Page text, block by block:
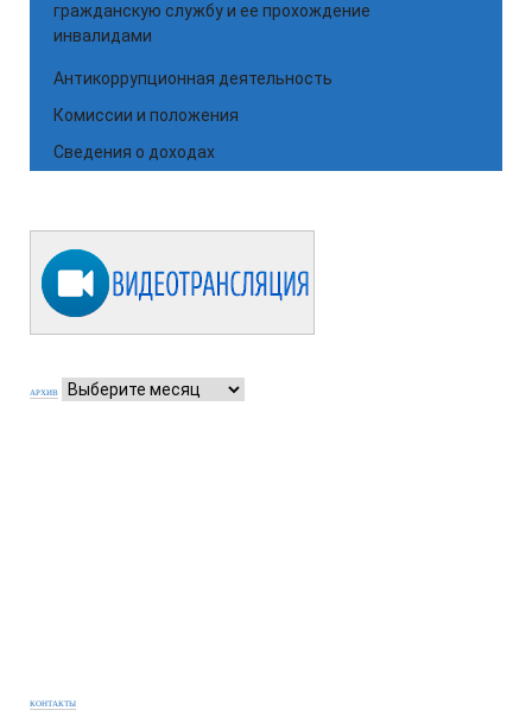
гражданскую службу и ее прохождение
инвалидами
Антикоррупционная деятельность
Комиссии и положения
Сведения о доходах
АРХИВ
КОНТАКТЫ